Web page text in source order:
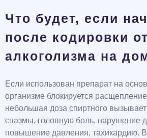
Что будет, если
после кодировки от
алкоголизма на
Если использован препарат на
организме блокируется
небольшая доза спиртного вызывает
спазмы, головную боль, нарушение
повышение давления, тахикардию.